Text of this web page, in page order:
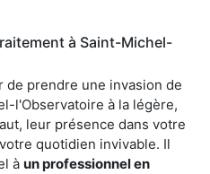
à Saint-Michel-
de prendre une invasion de
l'Observatoire à la légère,
leur présence dans votre
quotidien invivable. Il
à un professionnel en